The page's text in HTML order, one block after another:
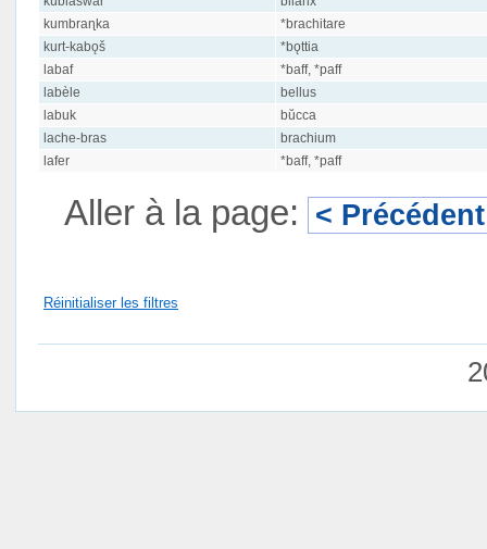
kumbraɳka
*brachitare
kurt-kabǫš
*bǫttia
labaf
*baff, *paff
labèle
bellus
labuk
bŭcca
lache-bras
brachium
lafer
*baff, *paff
Aller à la page: < Précédent
Réinitialiser les filtres